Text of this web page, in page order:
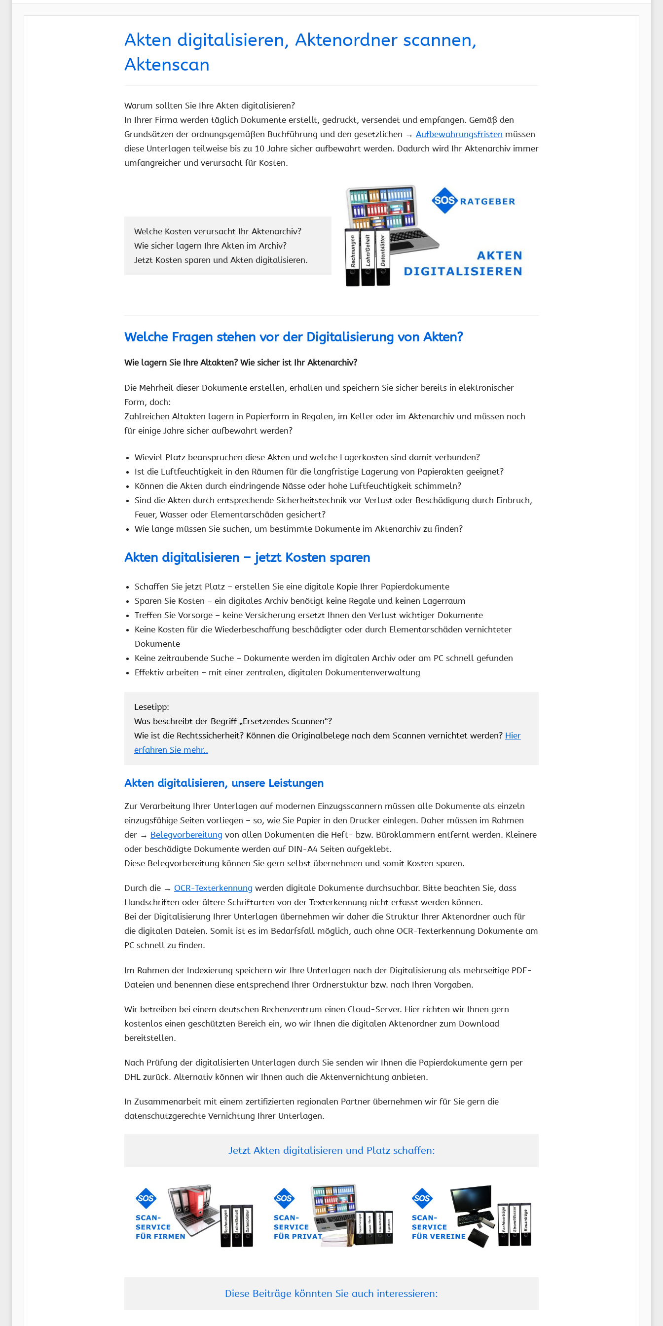
Akten digitalisieren, Aktenordner scannen,
Aktenscan
Warum sollten Sie Ihre Akten digitalisieren?
In Ihrer Firma werden täglich Dokumente erstellt, gedruckt, versendet und empfangen. Gemäß den
Grundsätzen der ordnungsgemäßen Buchführung und den gesetzlichen → Aufbewahrungsfristen müssen
diese Unterlagen teilweise bis zu 10 Jahre sicher aufbewahrt werden. Dadurch wird Ihr Aktenarchiv immer
umfangreicher und verursacht für Kosten.
Welche Kosten verursacht Ihr Aktenarchiv?
Wie sicher lagern Ihre Akten im Archiv?
Jetzt Kosten sparen und Akten digitalisieren.
Welche Fragen stehen vor der Digitalisierung von Akten?
Wie lagern Sie Ihre Altakten? Wie sicher ist Ihr Aktenarchiv?
Die Mehrheit dieser Dokumente erstellen, erhalten und speichern Sie sicher bereits in elektronischer
Form, doch:
Zahlreichen Altakten lagern in Papierform in Regalen, im Keller oder im Aktenarchiv und müssen noch
für einige Jahre sicher aufbewahrt werden?
Wieviel Platz beanspruchen diese Akten und welche Lagerkosten sind damit verbunden?
Ist die Luftfeuchtigkeit in den Räumen für die langfristige Lagerung von Papierakten geeignet?
Können die Akten durch eindringende Nässe oder hohe Luftfeuchtigkeit schimmeln?
Sind die Akten durch entsprechende Sicherheitstechnik vor Verlust oder Beschädigung durch Einbruch,
Feuer, Wasser oder Elementarschäden gesichert?
Wie lange müssen Sie suchen, um bestimmte Dokumente im Aktenarchiv zu finden?
Akten digitalisieren – jetzt Kosten sparen
Schaffen Sie jetzt Platz – erstellen Sie eine digitale Kopie Ihrer Papierdokumente
Sparen Sie Kosten – ein digitales Archiv benötigt keine Regale und keinen Lagerraum
Treffen Sie Vorsorge – keine Versicherung ersetzt Ihnen den Verlust wichtiger Dokumente
Keine Kosten für die Wiederbeschaffung beschädigter oder durch Elementarschäden vernichteter
Dokumente
Keine zeitraubende Suche – Dokumente werden im digitalen Archiv oder am PC schnell gefunden
Effektiv arbeiten – mit einer zentralen, digitalen Dokumentenverwaltung
Lesetipp:
Was beschreibt der Begriff „Ersetzendes Scannen“?
Wie ist die Rechtssicherheit? Können die Originalbelege nach dem Scannen vernichtet werden? Hier
erfahren Sie mehr..
Akten digitalisieren, unsere Leistungen
Zur Verarbeitung Ihrer Unterlagen auf modernen Einzugsscannern müssen alle Dokumente als einzeln
einzugsfähige Seiten vorliegen – so, wie Sie Papier in den Drucker einlegen. Daher müssen im Rahmen
der → Belegvorbereitung von allen Dokumenten die Heft- bzw. Büroklammern entfernt werden. Kleinere
oder beschädigte Dokumente werden auf DIN-A4 Seiten aufgeklebt.
Diese Belegvorbereitung können Sie gern selbst übernehmen und somit Kosten sparen.
Durch die → OCR-Texterkennung werden digitale Dokumente durchsuchbar. Bitte beachten Sie, dass
Handschriften oder ältere Schriftarten von der Texterkennung nicht erfasst werden können.
Bei der Digitalisierung Ihrer Unterlagen übernehmen wir daher die Struktur Ihrer Aktenordner auch für
die digitalen Dateien. Somit ist es im Bedarfsfall möglich, auch ohne OCR-Texterkennung Dokumente am
PC schnell zu finden.
Im Rahmen der Indexierung speichern wir Ihre Unterlagen nach der Digitalisierung als mehrseitige PDF-
Dateien und benennen diese entsprechend Ihrer Ordnerstuktur bzw. nach Ihren Vorgaben.
Wir betreiben bei einem deutschen Rechenzentrum einen Cloud-Server. Hier richten wir Ihnen gern
kostenlos einen geschützten Bereich ein, wo wir Ihnen die digitalen Aktenordner zum Download
bereitstellen.
Nach Prüfung der digitalisierten Unterlagen durch Sie senden wir Ihnen die Papierdokumente gern per
DHL zurück. Alternativ können wir Ihnen auch die Aktenvernichtung anbieten.
In Zusammenarbeit mit einem zertifizierten regionalen Partner übernehmen wir für Sie gern die
datenschutzgerechte Vernichtung Ihrer Unterlagen.
Jetzt Akten digitalisieren und Platz schaffen:
Diese Beiträge könnten Sie auch interessieren: